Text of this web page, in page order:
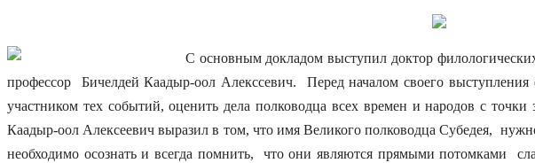
С основным докладом выступил доктор
профессор Бичелдей Каадыр-оол Алекссевич. Перед началом своего
участником тех событий, оценить дела полководца всех времен и народов с
Каадыр-оол Алексеевич выразил в том, что имя Великого полководца Субедея,
необходимо осознать и всегда помнить, что они являются прямыми потомками